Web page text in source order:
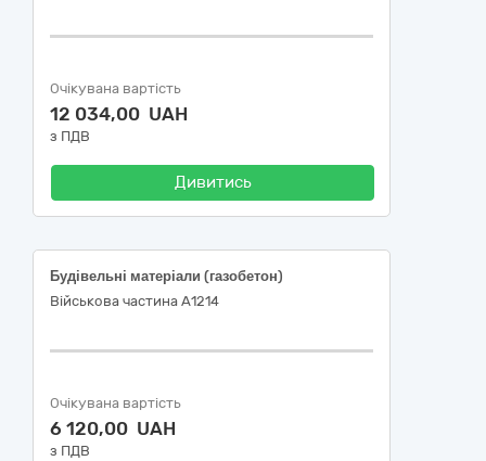
Очікувана вартість
12 034,00 UAH
з ПДВ
Дивитись
Будівельні матеріали (газобетон)
Військова частина А1214
Очікувана вартість
6 120,00 UAH
з ПДВ